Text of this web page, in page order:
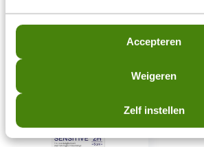
Accepteren
Weigeren
Zelf instellen
Laatst bekeken items